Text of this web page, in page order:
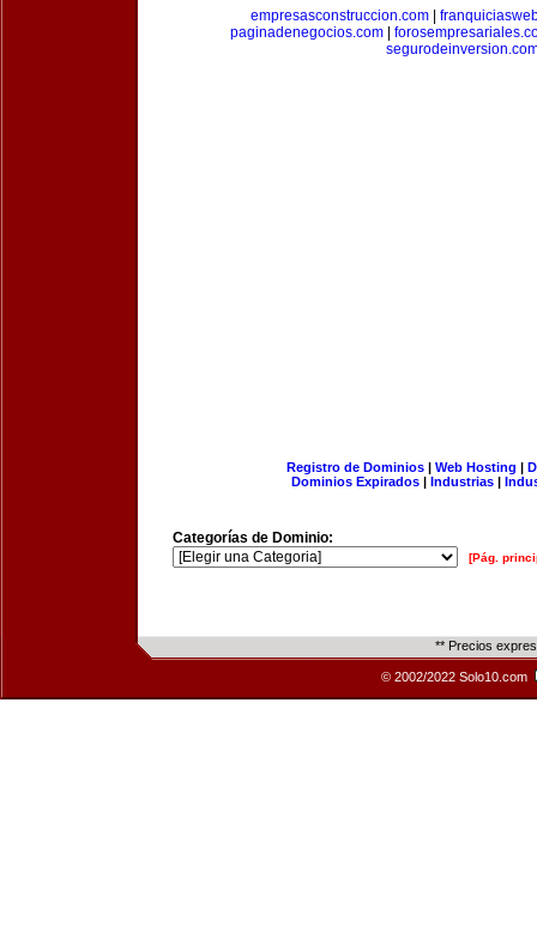
empresasconstruccion.com
paginadenegocios.com
Registro de Dominios| Web Hosting |
Dominios Expirados | Industrias |
Categorías de Dominio:
[Pág.
** Precios
© 2002/2022 Solo10.com